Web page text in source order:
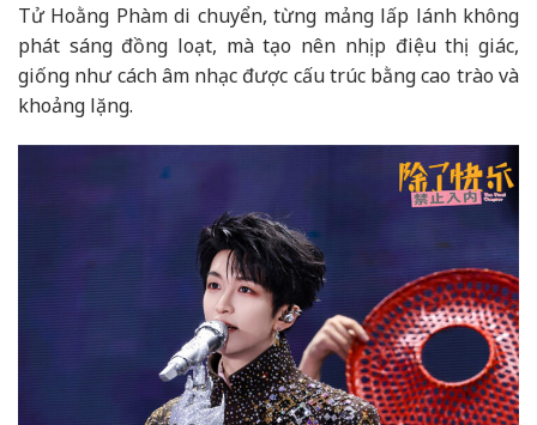
Tử Hoằng Phàm di chuyển, từng mảng lấp lánh không
phát sáng đồng loạt, mà tạo nên nhịp điệu thị giác,
giống như cách âm nhạc được cấu trúc bằng cao trào và
khoảng lặng.